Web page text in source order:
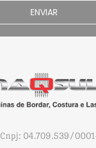
ENVIAR
Cnpj: 04.709.539/